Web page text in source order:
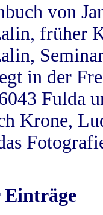
von
früher
in der
Fulda
Krone,
Einträge